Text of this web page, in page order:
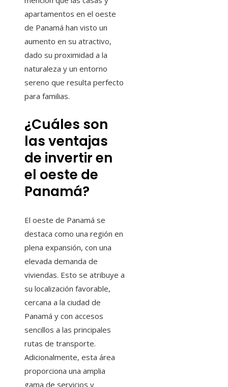
apartamentos en el oeste
de Panamá han visto un
aumento en su atractivo,
dado su proximidad a la
naturaleza y un entorno
sereno que resulta perfecto
para familias.
¿Cuáles son
las ventajas
de invertir en
el oeste de
Panamá?
El oeste de Panamá se
destaca como una región en
plena expansión, con una
elevada demanda de
viviendas. Esto se atribuye a
su localización favorable,
cercana a la ciudad de
Panamá y con accesos
sencillos a las principales
rutas de transporte.
Adicionalmente, esta área
proporciona una amplia
gama de servicios y